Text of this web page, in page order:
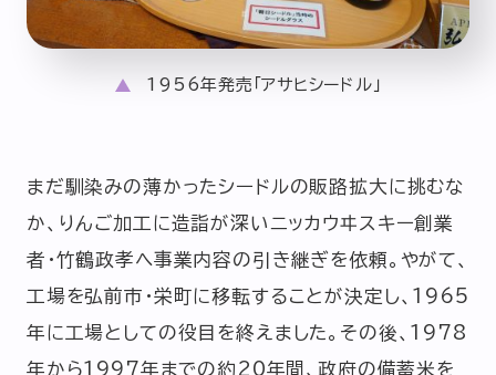
1956年発売「アサヒシードル」
まだ馴染みの薄かったシードルの販路拡大に挑むな
か、りんご加工に造詣が深いニッカウヰスキー創業
者・竹鶴政孝へ事業内容の引き継ぎを依頼。やがて、
工場を弘前市・栄町に移転することが決定し、1965
年に工場としての役目を終えました。その後、1978
年から1997年までの約20年間、政府の備蓄米を